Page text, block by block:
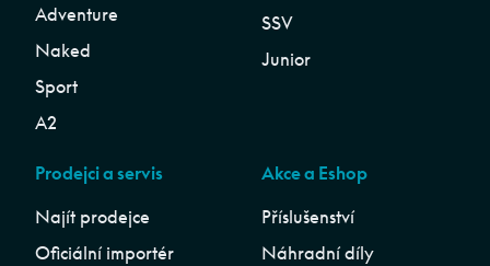
Adventure
Naked
Sport
A2
SSV
Junior
Prodejci a servis
Najít prodejce
Oficiální importér
Akce a Eshop
Příslušenství
Náhradní díly